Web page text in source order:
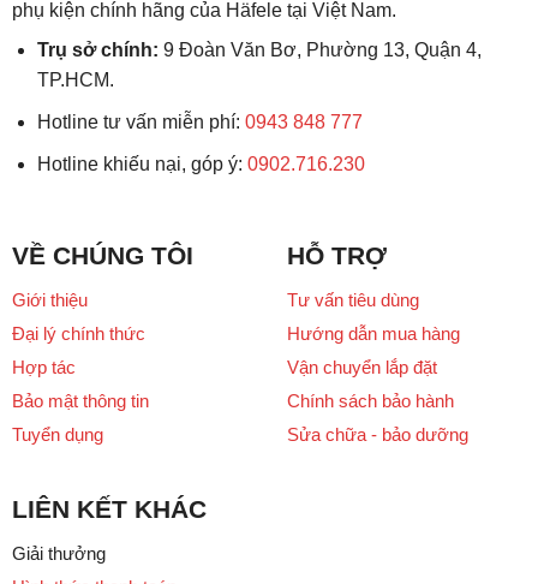
phụ kiện chính hãng của Häfele tại Việt Nam.
Trụ sở chính: 9 Đoàn Văn Bơ, Phường 13, Quận 4,
TP.HCM.
Hotline tư vấn miễn phí: 0943 848 777
Hotline khiếu nại, góp ý: 0902.716.230
VỀ CHÚNG TÔI
Giới thiệu
Đại lý chính thức
Hợp tác
Bảo mật thông tin
Tuyển dụng
HỖ TRỢ
Tư vấn tiêu dùng
Hướng dẫn mua hàng
Vận chuyển lắp đặt
Chính sách bảo hành
Sửa chữa - bảo dưỡng
LIÊN KẾT KHÁC
Giải thưởng